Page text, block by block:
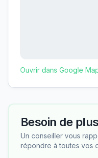
Ouvrir dans Google
Besoin de
Un conseiller vous
répondre à toutes vos